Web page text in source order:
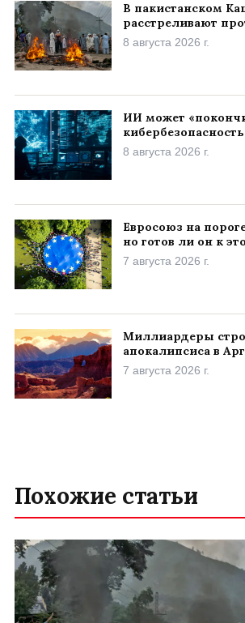
В пакистанском
расстреливают
8 августа 2026 г.
ИИ может
8 августа 2026 г.
Евросоюз на
но готов ли он к
7 августа 2026 г.
Миллиардеры
апокалипсиса в
7 августа 2026 г.
Похожие статьи